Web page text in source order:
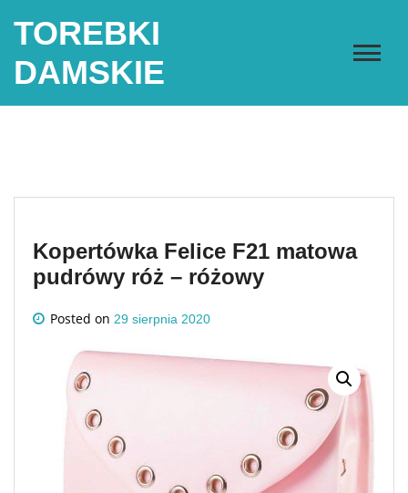
TOREBKI
DAMSKIE
Kopertówka Felice F21 matowa
pudrówy róż – różowy
Posted on 29 sierpnia 2020